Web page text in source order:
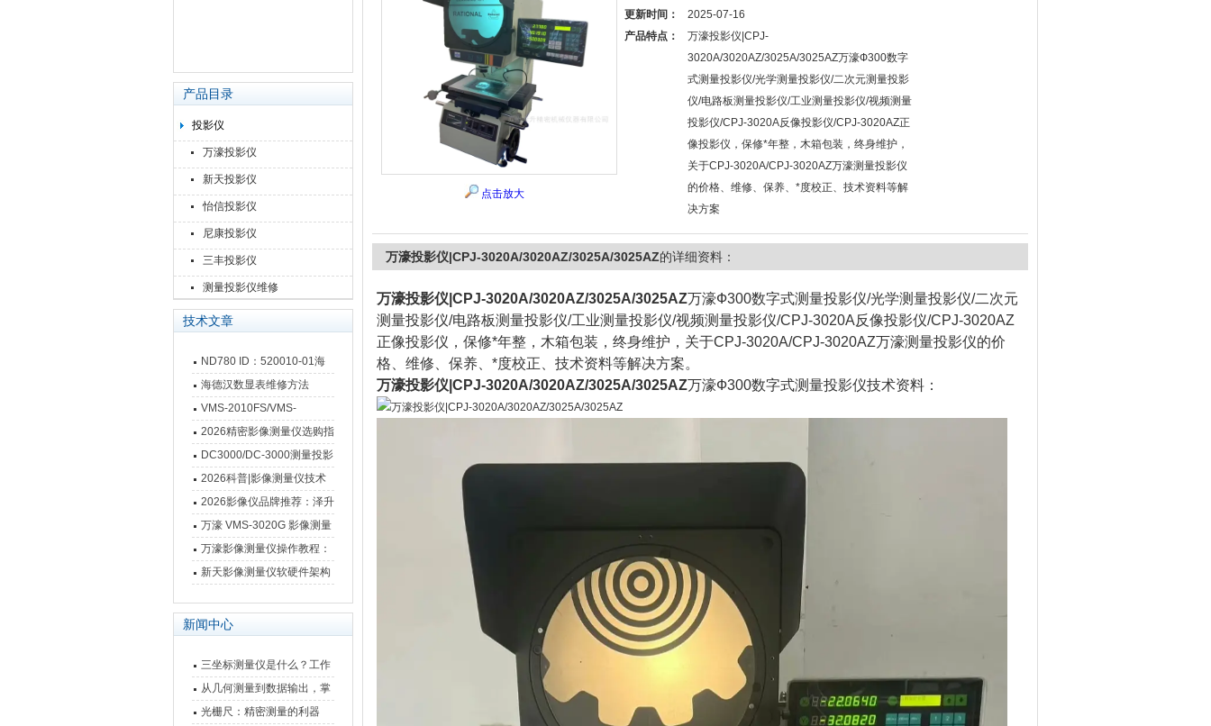
产品目录
投影仪
万濠投影仪
新天投影仪
怡信投影仪
尼康投影仪
三丰投影仪
测量投影仪维修
技术文章
ND780 ID：520010-01海
德汉数显表故障维修内容
海德汉数显表维修方法
VMS-2010FS/VMS-
3020FS/VMS-4030FS手动
影像测量仪技术参数
2026精密影像测量仪选购指
南 靠谱品牌一站式选型推荐
DC3000/DC-3000测量投影
仪万濠数据处理器数显表故
障维修方法
2026科普|影像测量仪技术
原理、分类及选型应用
2026影像仪品牌推荐：泽升
影像测量仪选型指南
万濠 VMS-3020G 影像测量
仪技术规格与应用解析
万濠影像测量仪操作教程：
从开机到出报告，新手也能
新天影像测量仪软硬件架构
新闻中心
三坐标测量仪是什么？工作
原理、分类与核心功能一次
讲清
从几何测量到数据输出，掌
握万濠影像测量仪的六大核
光栅尺：精密测量的利器
点击放大
更新时间：
2025-07-16
产品特点：
万濠投影仪|CPJ-
3020A/3020AZ/3025A/3025AZ万濠Ф300数字
式测量投影仪/光学测量投影仪/二次元测量投影
仪/电路板测量投影仪/工业测量投影仪/视频测量
投影仪/CPJ-3020A反像投影仪/CPJ-3020AZ正
像投影仪，保修*年整，木箱包装，终身维护，
关于CPJ-3020A/CPJ-3020AZ万濠测量投影仪
的价格、维修、保养、*度校正、技术资料等解
决方案
万濠投影仪|CPJ-3020A/3020AZ/3025A/3025AZ的详细资料：
万濠投影仪|CPJ-3020A/3020AZ/3025A/3025AZ万濠Ф300数字式测量投影仪/光学测量投影仪/二次元
测量投影仪/电路板测量投影仪/工业测量投影仪/视频测量投影仪/CPJ-3020A反像投影仪/CPJ-3020AZ
正像投影仪，保修*年整，木箱包装，终身维护，关于CPJ-3020A/CPJ-3020AZ万濠测量投影仪的价
格、维修、保养、*度校正、技术资料等解决方案。
万濠投影仪|CPJ-3020A/3020AZ/3025A/3025AZ万濠Ф300数字式测量投影仪技术资料：